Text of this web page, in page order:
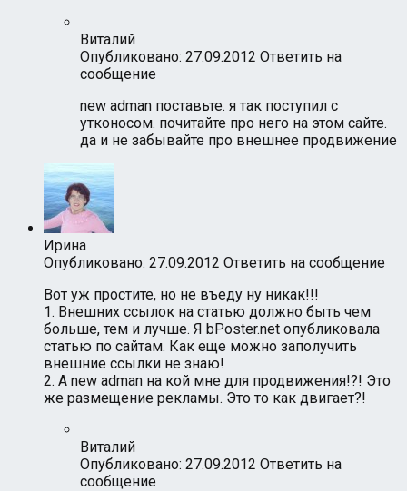
Виталий
Опубликовано: 27.09.2012 Ответить на
сообщение
new adman поставьте. я так поступил с
утконосом. почитайте про него на этом сайте.
да и не забывайте про внешнее продвижение
Ирина
Опубликовано: 27.09.2012 Ответить на сообщение
Вот уж простите, но не въеду ну никак!!!
1. Внешних ссылок на статью должно быть чем
больше, тем и лучше. Я bPoster.net опубликовала
статью по сайтам. Как еще можно заполучить
внешние ссылки не знаю!
2. А new adman на кой мне для продвижения!?! Это
же размещение рекламы. Это то как двигает?!
Виталий
Опубликовано: 27.09.2012 Ответить на
сообщение